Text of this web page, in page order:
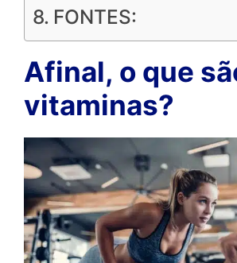
FONTES:
Afinal, o que
vitaminas?